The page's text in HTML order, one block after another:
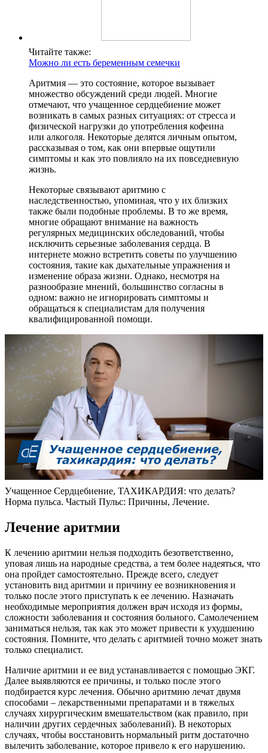
Читайте также:
Можно ли есть беременным семечки
Аритмия — это состояние, которое вызывает
множество обсуждений среди людей. Многие
отмечают, что учащенное сердцебиение может
возникать в самых разных ситуациях: от стресса и
физической нагрузки до употребления кофеина
или алкоголя. Некоторые делятся личным опытом,
рассказывая о том, как они впервые ощутили
симптомы и как это повлияло на их повседневную
жизнь.
Некоторые связывают аритмию с
наследственностью, упоминая, что у их близких
также были подобные проблемы. В то же время,
многие обращают внимание на важность
регулярных медицинских обследований, чтобы
исключить серьезные заболевания сердца. В
интернете можно встретить советы по улучшению
состояния, такие как дыхательные упражнения и
изменение образа жизни. Однако, несмотря на
разнообразие мнений, большинство согласны в
одном: важно не игнорировать симптомы и
обращаться к специалистам для получения
квалифицированной помощи.
Учащенное Сердцебиение, ТАХИКАРДИЯ: что делать?
Норма пульса. Частый Пульс: Причины, Лечение.
Лечение аритмии
К лечению аритмии нельзя подходить безответственно,
уповая лишь на народные средства, а тем более надеяться, что
она пройдет самостоятельно. Прежде всего, следует
установить вид аритмии и причину ее возникновения и
только после этого приступать к ее лечению. Назначать
необходимые мероприятия должен врач исходя из формы,
сложности заболевания и состояния больного. Самолечением
заниматься нельзя, так как это может привести к ухудшению
состояния. Помните, что делать с аритмией точно может знать
только специалист.
Наличие аритмии и ее вид устанавливается с помощью ЭКГ.
Далее выявляются ее причины, и только после этого
подбирается курс лечения. Обычно аритмию лечат двумя
способами – лекарственными препаратами и в тяжелых
случаях хирургическим вмешательством (как правило, при
наличии других сердечных заболеваний). В некоторых
случаях, чтобы восстановить нормальный ритм достаточно
вылечить заболевание, которое привело к его нарушению.